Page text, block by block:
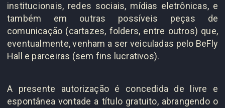
institucionais, redes sociais, mídias eletrônicas, e
também em outras possíveis peças de
comunicação (cartazes, folders, entre outros) que,
eventualmente, venham a ser veiculadas pelo BeFly
Hall e parceiras (sem fins lucrativos).
A presente autorização é concedida de livre e
espontânea vontade a título gratuito, abrangendo o